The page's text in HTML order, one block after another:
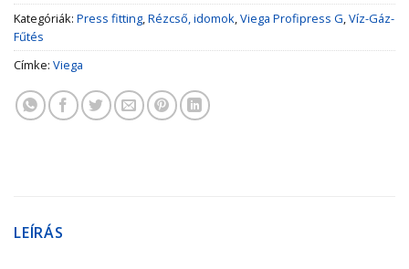
Kategóriák: Press fitting,Rézcső, idomok,Viega Profipress G,Víz-Gáz-
Fűtés
Címke: Viega
LEÍRÁS